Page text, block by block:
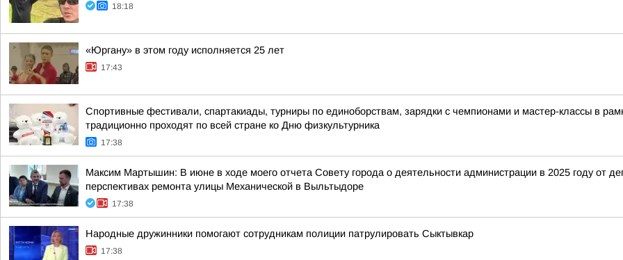
18:18
«Юргану» в этом году исполняется 25 лет
17:43
Спортивные фестивали, спартакиады, турниры по единоборствам, зарядки с чемпионами и мастер-классы в
традиционно проходят по всей стране ко Дню физкультурника
17:38
Максим Мартышин: В июне в ходе моего отчета Совету города о деятельности администрации в 2025 году от
перспективах ремонта улицы Механической в Выльтыдоре
17:38
Народные дружинники помогают сотрудникам полиции патрулировать Сыктывкар
17:38